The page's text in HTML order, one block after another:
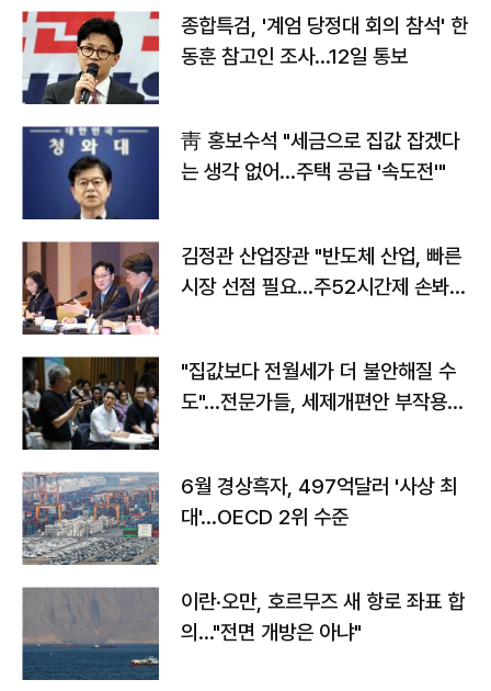
종합특검, '계엄 당정대 회의 참석' 한
동훈 참고인 조사...12일 통보
靑 홍보수석 "세금으로 집값 잡겠다
는 생각 없어…주택 공급 '속도전'"
김정관 산업장관 "반도체 산업, 빠른
시장 선점 필요…주52시간제 손봐
"집값보다 전월세가 더 불안해질 수
도"…전문가들, 세제개편안 부작용
6월 경상흑자, 497억달러 '사상 최
대'…OECD 2위 수준
이란·오만, 호르무즈 새 항로 좌표 합
의…"전면 개방은 아냐"